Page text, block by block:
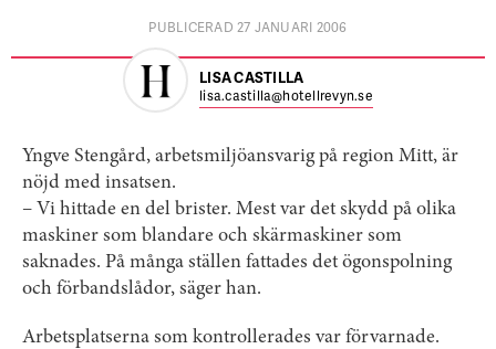
PUBLICERAD 27 JANUARI 2006
LISA CASTILLA
lisa.castilla@hotellrevyn.se
Yngve Stengård, arbetsmiljöansvarig på region Mitt, är
nöjd med insatsen.
– Vi hittade en del brister. Mest var det skydd på olika
maskiner som blandare och skärmaskiner som
saknades. På många ställen fattades det ögonspolning
och förbandslådor, säger han.
Arbetsplatserna som kontrollerades var förvarnade.